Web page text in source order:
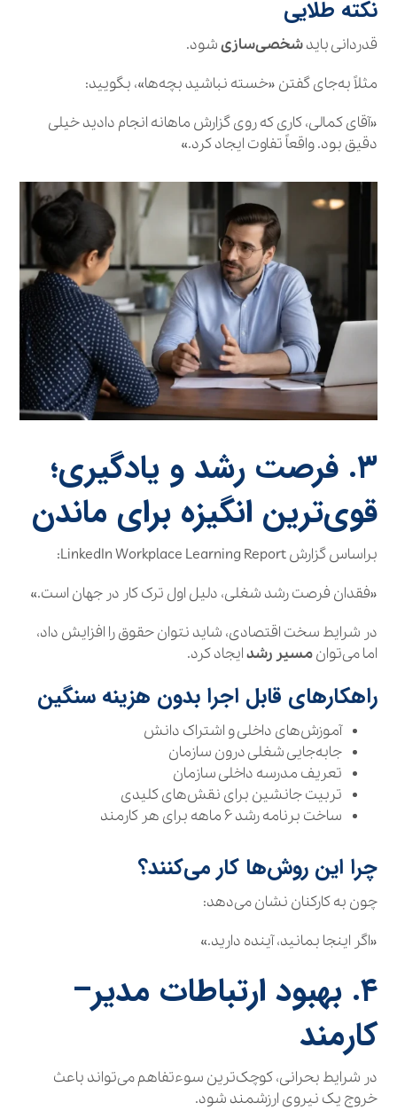
نکته طلایی
قدردانی بایدشخصی‌سازیشود.
مثلاً به‌جای گفتن «خسته نباشید بچه‌ها»، بگویید:
«آقای کمالی، کاری که روی گزارش ماهانه انجام دادید خیلی
دقیق بود. واقعاً تفاوت ایجاد کرد.»
۳. فرصت رشد و یادگیری؛
قوی‌ترین انگیزه برای ماندن
براساس گزارش LinkedIn Workplace Learning Report:
«فقدان فرصت رشد شغلی، دلیل اول ترک کار در جهان است.»
در شرایط سخت اقتصادی، شاید نتوان حقوق را افزایش داد،
اما می‌توانمسیر رشدایجاد کرد.
راهکارهای قابل اجرا بدون هزینه سنگین
آموزش‌های داخلی و اشتراک دانش
جابه‌جایی شغلی درون سازمان
تعریف مدرسه داخلی سازمان
تربیت جانشین برای نقش‌های کلیدی
ساخت برنامه رشد ۶ ماهه برای هر کارمند
چرا این روش‌ها کار می‌کنند؟
چون به کارکنان نشان می‌دهد:
«اگر اینجا بمانید، آینده دارید.»
۴. بهبود ارتباطات مدیر–
کارمند
در شرایط بحرانی، کوچک‌ترین سوءتفاهم می‌تواند باعث
خروج یک نیروی ارزشمند شود.